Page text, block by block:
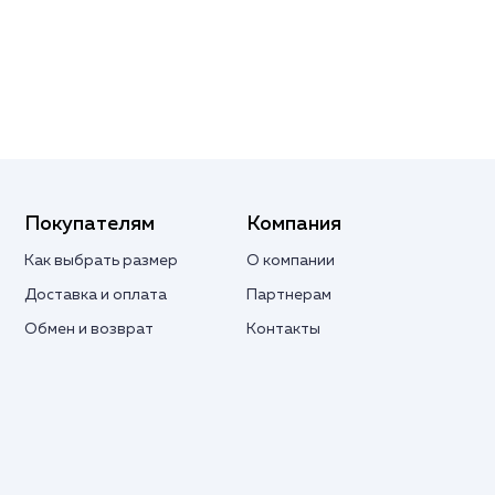
Покупателям
Как выбрать размер
Доставка и оплата
Обмен и возврат
Компания
О компании
Партнерам
Контакты